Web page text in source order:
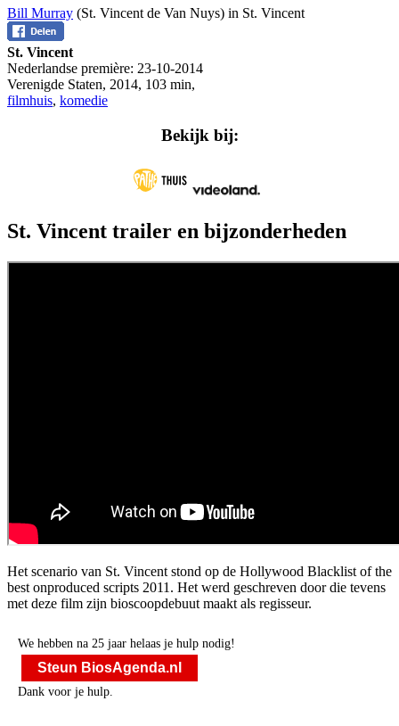
Bill Murray (St. Vincent de Van Nuys) in St. Vincent
St. Vincent
Nederlandse première: 23-10-2014
Verenigde Staten, 2014, 103 min,
filmhuis, komedie
Bekijk bij:
St. Vincent trailer en bijzonderheden
Het scenario van St. Vincent stond op de Hollywood Blacklist of the
best onproduced scripts 2011. Het werd geschreven doordie tevens
met deze film zijn bioscoopdebuut maakt als regisseur.
We hebben na 25 jaar helaas je hulp nodig!
Steun BiosAgenda.nl
Dank voor je hulp.